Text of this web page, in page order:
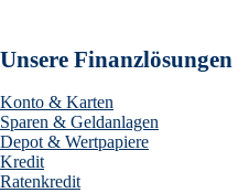
Unsere Finanzlösungen
Konto & Karten
Sparen & Geldanlagen
Depot & Wertpapiere
Kredit
Ratenkredit